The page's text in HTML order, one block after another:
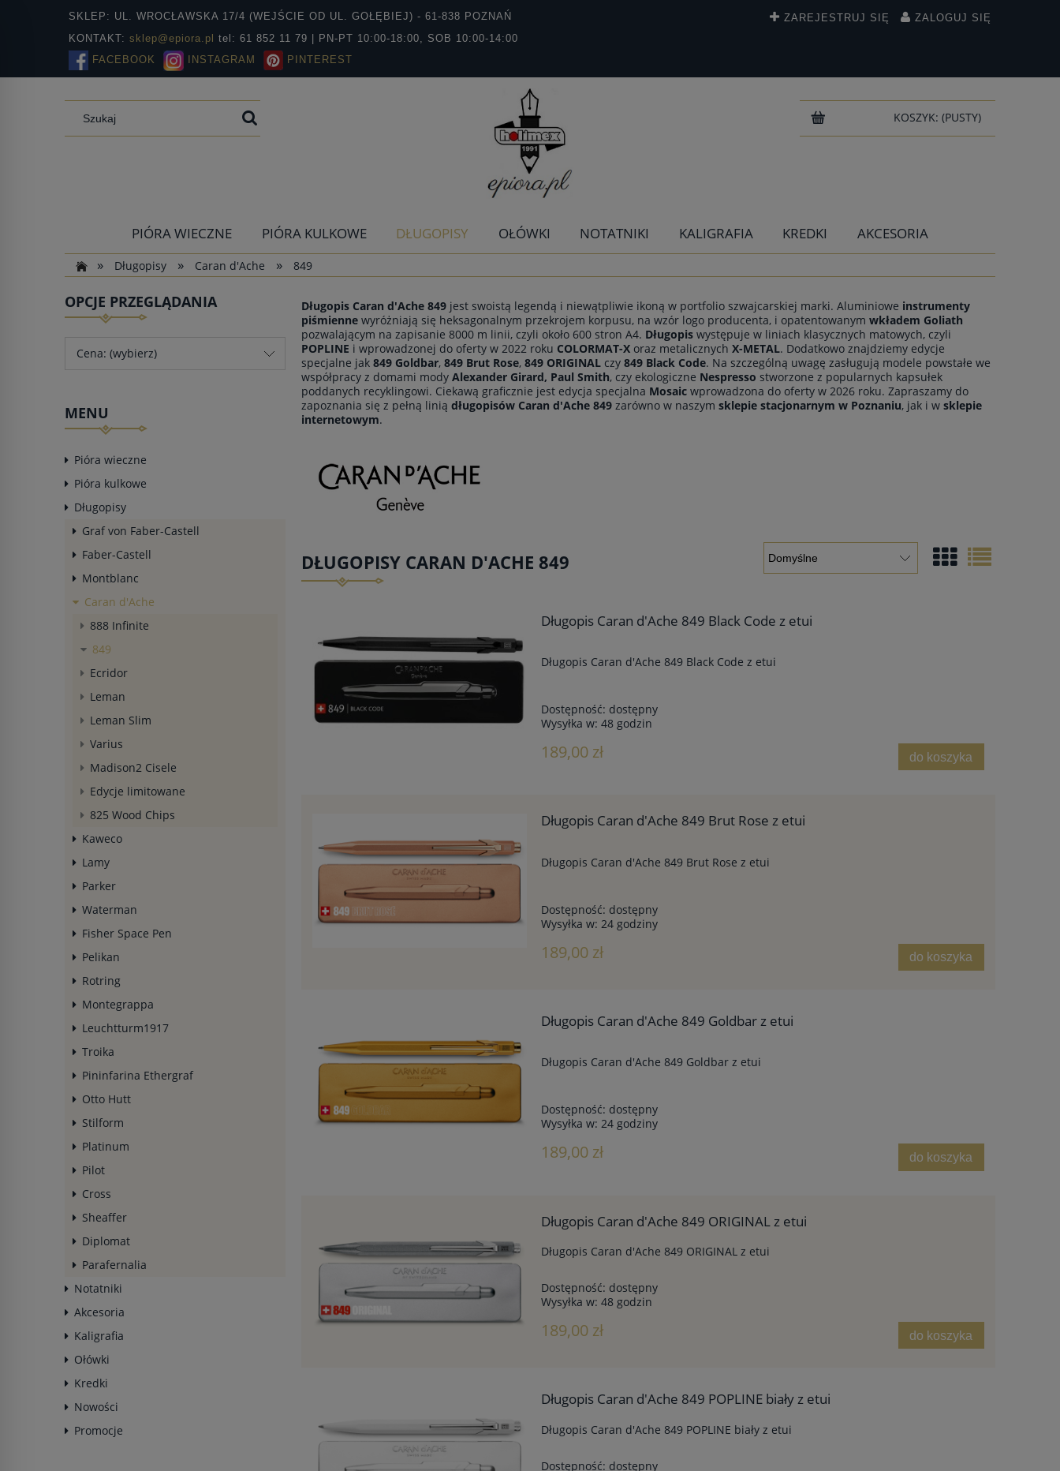
SKLEP: UL. WROCŁAWSKA 17/4 (WEJŚCIE OD UL. GOŁĘBIEJ) - 61-838 POZNAŃ
KONTAKT: sklep@epiora.pl
tel: 61 852 11 79 | PN-PT 10:00-18:00, SOB 10:00-14:00
FACEBOOK
INSTAGRAM PINTEREST
ZAREJESTRUJ SIĘ ZALOGUJ SIĘ
KOSZYK: (PUSTY)
PIÓRA WIECZNE PIÓRA KULKOWE DŁUGOPISY OŁÓWKI NOTATNIKI KALIGRAFIA KREDKI
AKCESORIA
»
Długopisy » Caran d'Ache » 849
OPCJE PRZEGLĄDANIA
Cena: (wybierz)
MENU
Pióra wieczne
Pióra kulkowe
Długopisy
Graf von Faber-Castell
Faber-Castell
Montblanc
Caran d'Ache
888 Infinite
849
Ecridor
Leman
Leman Slim
Varius
Madison2 Cisele
Edycje limitowane
825 Wood Chips
Kaweco
Lamy
Parker
Waterman
Fisher Space Pen
Pelikan
Rotring
Montegrappa
Leuchtturm1917
Troika
Pininfarina Ethergraf
Otto Hutt
Stilform
Platinum
Pilot
Cross
Sheaffer
Diplomat
Parafernalia
Notatniki
Akcesoria
Kaligrafia
Ołówki
Kredki
Nowości
Promocje
Długopis Caran d'Ache 849 jest swoistą legendą i niewątpliwie ikoną w portfolio szwajcarskiej marki. Aluminiowe instrumenty
piśmienne wyróżniają się heksagonalnym przekrojem korpusu, na wzór logo producenta, i opatentowanym wkładem Goliath
pozwalającym na zapisanie 8000 m linii, czyli około 600 stron A4. Długopis występuje w liniach klasycznych matowych, czyli
POPLINE i wprowadzonej do oferty w 2022 roku COLORMAT-X oraz metalicznych X-METAL. Dodatkowo znajdziemy edycje
specjalne jak 849 Goldbar, 849 Brut Rose, 849 ORIGINAL czy 849 Black Code. Na szczególną uwagę zasługują modele powstałe we
współpracy z domami mody Alexander Girard, Paul Smith, czy ekologiczne Nespresso stworzone z popularnych kapsułek
poddanych recyklingowi. Ciekawą graficznie jest edycja specjalna Mosaic wprowadzona do oferty w 2026 roku. Zapraszamy do
zapoznania się z pełną linią długopisów Caran d'Ache 849 zarówno w naszym sklepie stacjonarnym w Poznaniu, jak i w sklepie
internetowym.
DŁUGOPISY CARAN D'ACHE 849
Długopis Caran d'Ache 849 Black Code z etui
Długopis Caran d'Ache 849 Black Code z etui
Dostępność: dostępny
Wysyłka w: 48 godzin
189,00 zł do koszyka
Długopis Caran d'Ache 849 Brut Rose z etui
Długopis Caran d'Ache 849 Brut Rose z etui
Dostępność: dostępny
Wysyłka w: 24 godziny
189,00 zł do koszyka
Długopis Caran d'Ache 849 Goldbar z etui
Długopis Caran d'Ache 849 Goldbar z etui
Dostępność: dostępny
Wysyłka w: 24 godziny
189,00 zł do koszyka
Długopis Caran d'Ache 849 ORIGINAL z etui
Długopis Caran d'Ache 849 ORIGINAL z etui
Dostępność: dostępny
Wysyłka w: 48 godzin
189,00 zł do koszyka
Długopis Caran d'Ache 849 POPLINE biały z etui
Długopis Caran d'Ache 849 POPLINE biały z etui
Dostępność: dostępny